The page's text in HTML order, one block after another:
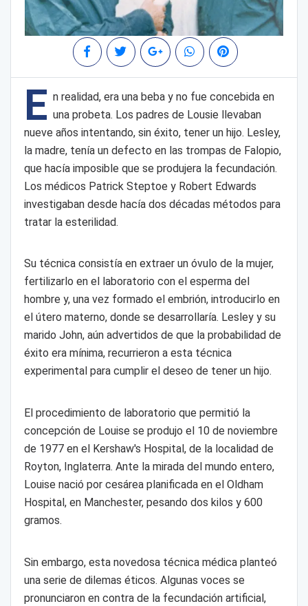
E n realidad, era una beba y no fue concebida en
una probeta. Los padres de Lousie llevaban
nueve años intentando, sin éxito, tener un hijo. Lesley,
la madre, tenía un defecto en las trompas de Falopio,
que hacía imposible que se produjera la fecundación.
Los médicos Patrick Steptoe y Robert Edwards
investigaban desde hacía dos décadas métodos para
tratar la esterilidad.
Su técnica consistía en extraer un óvulo de la mujer,
fertilizarlo en el laboratorio con el esperma del
hombre y, una vez formado el embrión, introducirlo en
el útero materno, donde se desarrollaría. Lesley y su
marido John, aún advertidos de que la probabilidad de
éxito era mínima, recurrieron a esta técnica
experimental para cumplir el deseo de tener un hijo.
El procedimiento de laboratorio que permitió la
concepción de Louise se produjo el 10 de noviembre
de 1977 en el Kershaw's Hospital, de la localidad de
Royton, Inglaterra. Ante la mirada del mundo entero,
Louise nació por cesárea planificada en el Oldham
Hospital, en Manchester, pesando dos kilos y 600
gramos.
Sin embargo, esta novedosa técnica médica planteó
una serie de dilemas éticos. Algunas voces se
pronunciaron en contra de la fecundación artificial,